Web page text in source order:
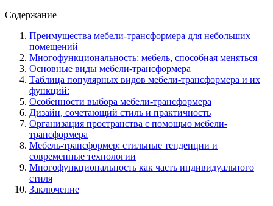
Содержание
Преимущества мебели-трансформера для небольших
помещений
Многофункциональность: мебель, способная меняться
Основные виды мебели-трансформера
Таблица популярных видов мебели-трансформера и их
функций:
Особенности выбора мебели-трансформера
Дизайн, сочетающий стиль и практичность
Организация пространства с помощью мебели-
трансформера
Мебель-трансформер: стильные тенденции и
современные технологии
Многофункциональность как часть индивидуального
стиля
Заключение